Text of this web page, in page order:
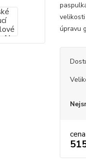
úpravu